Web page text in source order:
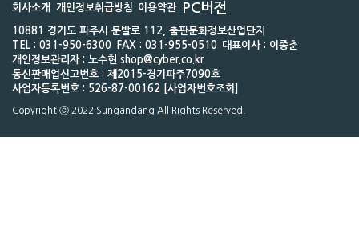
회사소개 개인정보취급방침 이용약관 PC버전
10881 경기도 파주시 문발로 112, 출판문화정보산업단지
TEL : 031-950-6300
FAX : 031-955-0510
대표이사 : 이종춘
개인정보관리자 : 노수현 shop@cyber.co.kr
통신판매업신고번호 : 제2015-경기파주7090호
사업자등록번호 : 526-87-00162 [사업자번호조회]
Copyright ⓒ 2022 Sungandang All Rights Reserved.